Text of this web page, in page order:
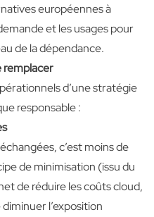
européennes à
et les usages pour
de la dépendance.
remplacer
d’une stratégie
responsable :
c’est moins de
de minimisation (issu du
de réduire les coûts cloud,
l’exposition